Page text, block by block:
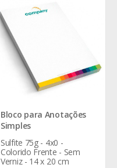
Bloco para Anotações
Simples
Sulfite 75g - 4x0 -
Colorido Frente - Sem
Verniz - 14 x 20 cm